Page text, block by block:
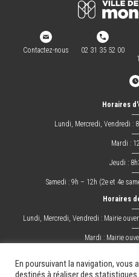
Contactez-nous 02 31 35 52 00
Horaires
―
Lundi, Mercredi, Vendredi :
―
Mardi :
―
Jeudi :
―
Samedi : 9h – 12h (2e et 4e
Horaires
―
Lundi, Mercredi, Vendredi : Mairie
―
Mardi : Mairie
En poursuivant la navigation, vous
destinés à réaliser des